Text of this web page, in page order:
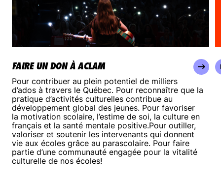
FAIRE UN DON À ACLAM
Pour contribuer au plein potentiel de milliers
d’ados à travers le Québec. Pour reconnaître que la
pratique d’activités culturelles contribue au
développement global des jeunes. Pour favoriser
la motivation scolaire, l’estime de soi, la culture en
français et la santé mentale positive.Pour outiller,
valoriser et soutenir les intervenants qui donnent
vie aux écoles grâce au parascolaire. Pour faire
partie d’une communauté engagée pour la vitalité
culturelle de nos écoles!